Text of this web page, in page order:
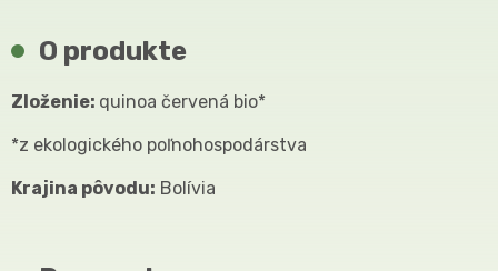
O produkte
Zloženie: quinoa červená bio*
*z ekologického poľnohospodárstva
Krajina pôvodu: Bolívia